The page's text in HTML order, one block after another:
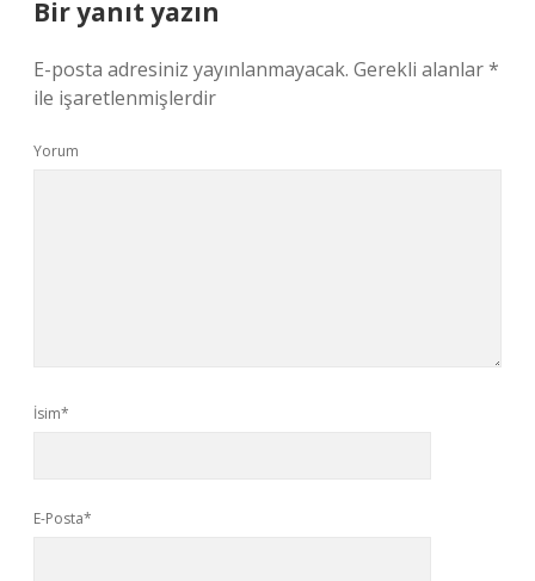
Bir yanıt yazın
E-posta adresiniz yayınlanmayacak. Gerekli alanlar*
ile işaretlenmişlerdir
Yorum
İsim*
E-Posta*